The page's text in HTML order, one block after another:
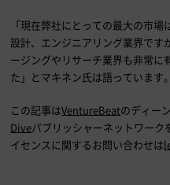
「現在弊社にとっての最大の市場
設計、エンジニアリング業界です
ージングやリサーチ業界も非常に
た」とマキネン氏は語っています。
この記事はVentureBeatのディー
Diveパブリッシャーネットワー
イセンスに関するお問い合わせは